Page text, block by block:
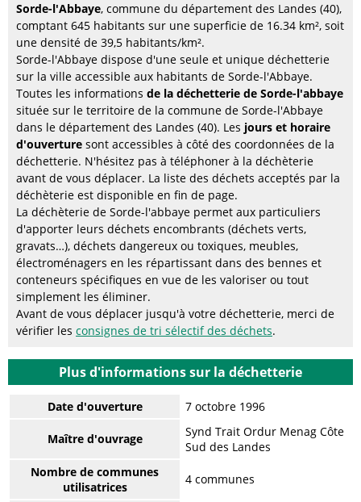
Sorde-l'Abbaye, commune du département des Landes (40),
comptant 645 habitants sur une superficie de 16.34 km², soit
une densité de 39,5 habitants/km².
Sorde-l'Abbaye dispose d'une seule et unique déchetterie
sur la ville accessible aux habitants de Sorde-l'Abbaye.
Toutes les informations de la déchetterie de Sorde-l'abbaye
située sur le territoire de la commune de Sorde-l'Abbaye
dans le département des Landes (40). Les jours et horaire
d'ouverture sont accessibles à côté des coordonnées de la
déchetterie. N'hésitez pas à téléphoner à la déchèterie
avant de vous déplacer. La liste des déchets acceptés par la
déchèterie est disponible en fin de page.
La déchèterie de Sorde-l'abbaye permet aux particuliers
d'apporter leurs déchets encombrants (déchets verts,
gravats…), déchets dangereux ou toxiques, meubles,
électroménagers en les répartissant dans des bennes et
conteneurs spécifiques en vue de les valoriser ou tout
simplement les éliminer.
Avant de vous déplacer jusqu'à votre déchetterie, merci de
vérifier les consignes de tri sélectif des déchets.
Plus d'informations sur la déchetterie
Date d'ouverture 7 octobre 1996
Maître d'ouvrage
Synd Trait Ordur Menag Côte
Sud des Landes
Nombre de communes
utilisatrices
4 communes